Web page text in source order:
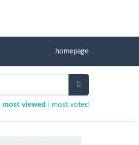
homepage
most viewed most voted